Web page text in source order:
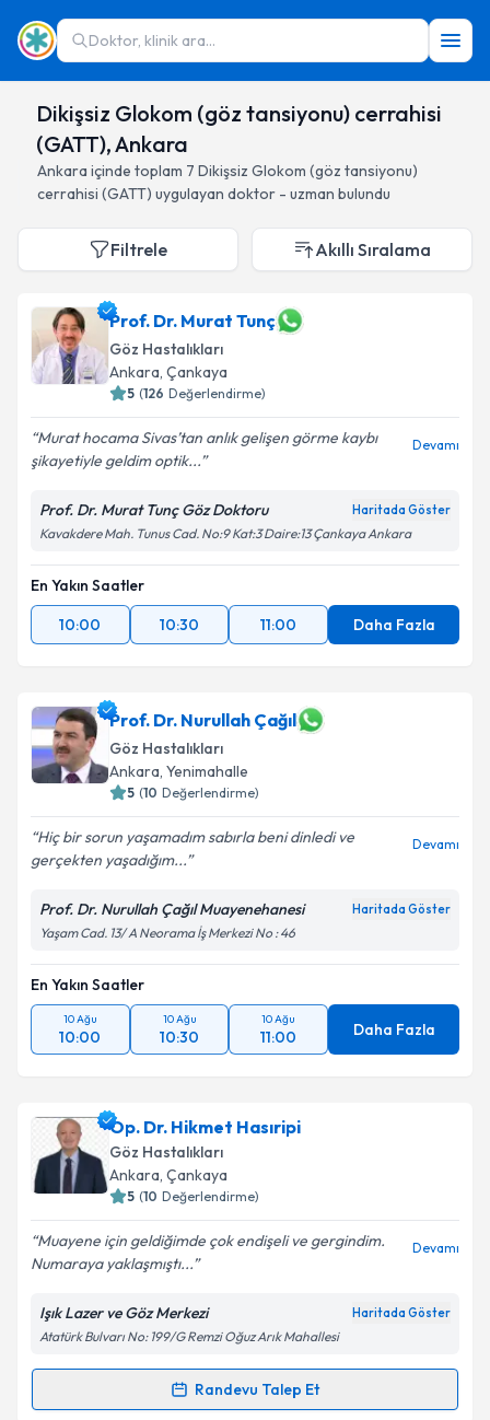
Doktor, klinik ara...
Dikişsiz Glokom (göz tansiyonu) cerrahisi
(GATT), Ankara
Ankara içinde toplam 7 Dikişsiz Glokom (göz tansiyonu)
cerrahisi (GATT) uygulayan doktor - uzman bulundu
Filtrele Akıllı Sıralama
Prof. Dr. Murat Tunç
Göz Hastalıkları
Ankara, Çankaya
5 (126 Değerlendirme)
Murat hocama Sivas’tan anlık gelişen görme kaybı
şikayetiyle geldim optik...
Devamı
Prof. Dr. Murat Tunç Göz Doktoru Haritada Göster
Kavakdere Mah. Tunus Cad. No:9 Kat:3 Daire:13 Çankaya Ankara
En Yakın Saatler
10:00
10:30 11:00 Daha Fazla
Prof. Dr. Nurullah Çağıl
Göz Hastalıkları
Ankara, Yenimahalle
5 (10 Değerlendirme)
Hiç bir sorun yaşamadım sabırla beni dinledi ve
gerçekten yaşadığım...
Devamı
Prof. Dr. Nurullah Çağıl Muayenehanesi Haritada Göster
Yaşam Cad. 13/ A Neorama İş Merkezi No : 46
En Yakın Saatler
10 Ağu
10:00
10 Ağu
10:30
10 Ağu
11:00 Daha Fazla
Op. Dr. Hikmet Hasıripi
Göz Hastalıkları
Ankara, Çankaya
5 (10 Değerlendirme)
Muayene için geldiğimde çok endişeli ve gergindim.
Numaraya yaklaşmıştı...
Devamı
Işık Lazer ve Göz Merkezi Haritada Göster
Atatürk Bulvarı No: 199/G Remzi Oğuz Arık Mahallesi
Randevu Talep Et
Randevu Takvimi Talebi